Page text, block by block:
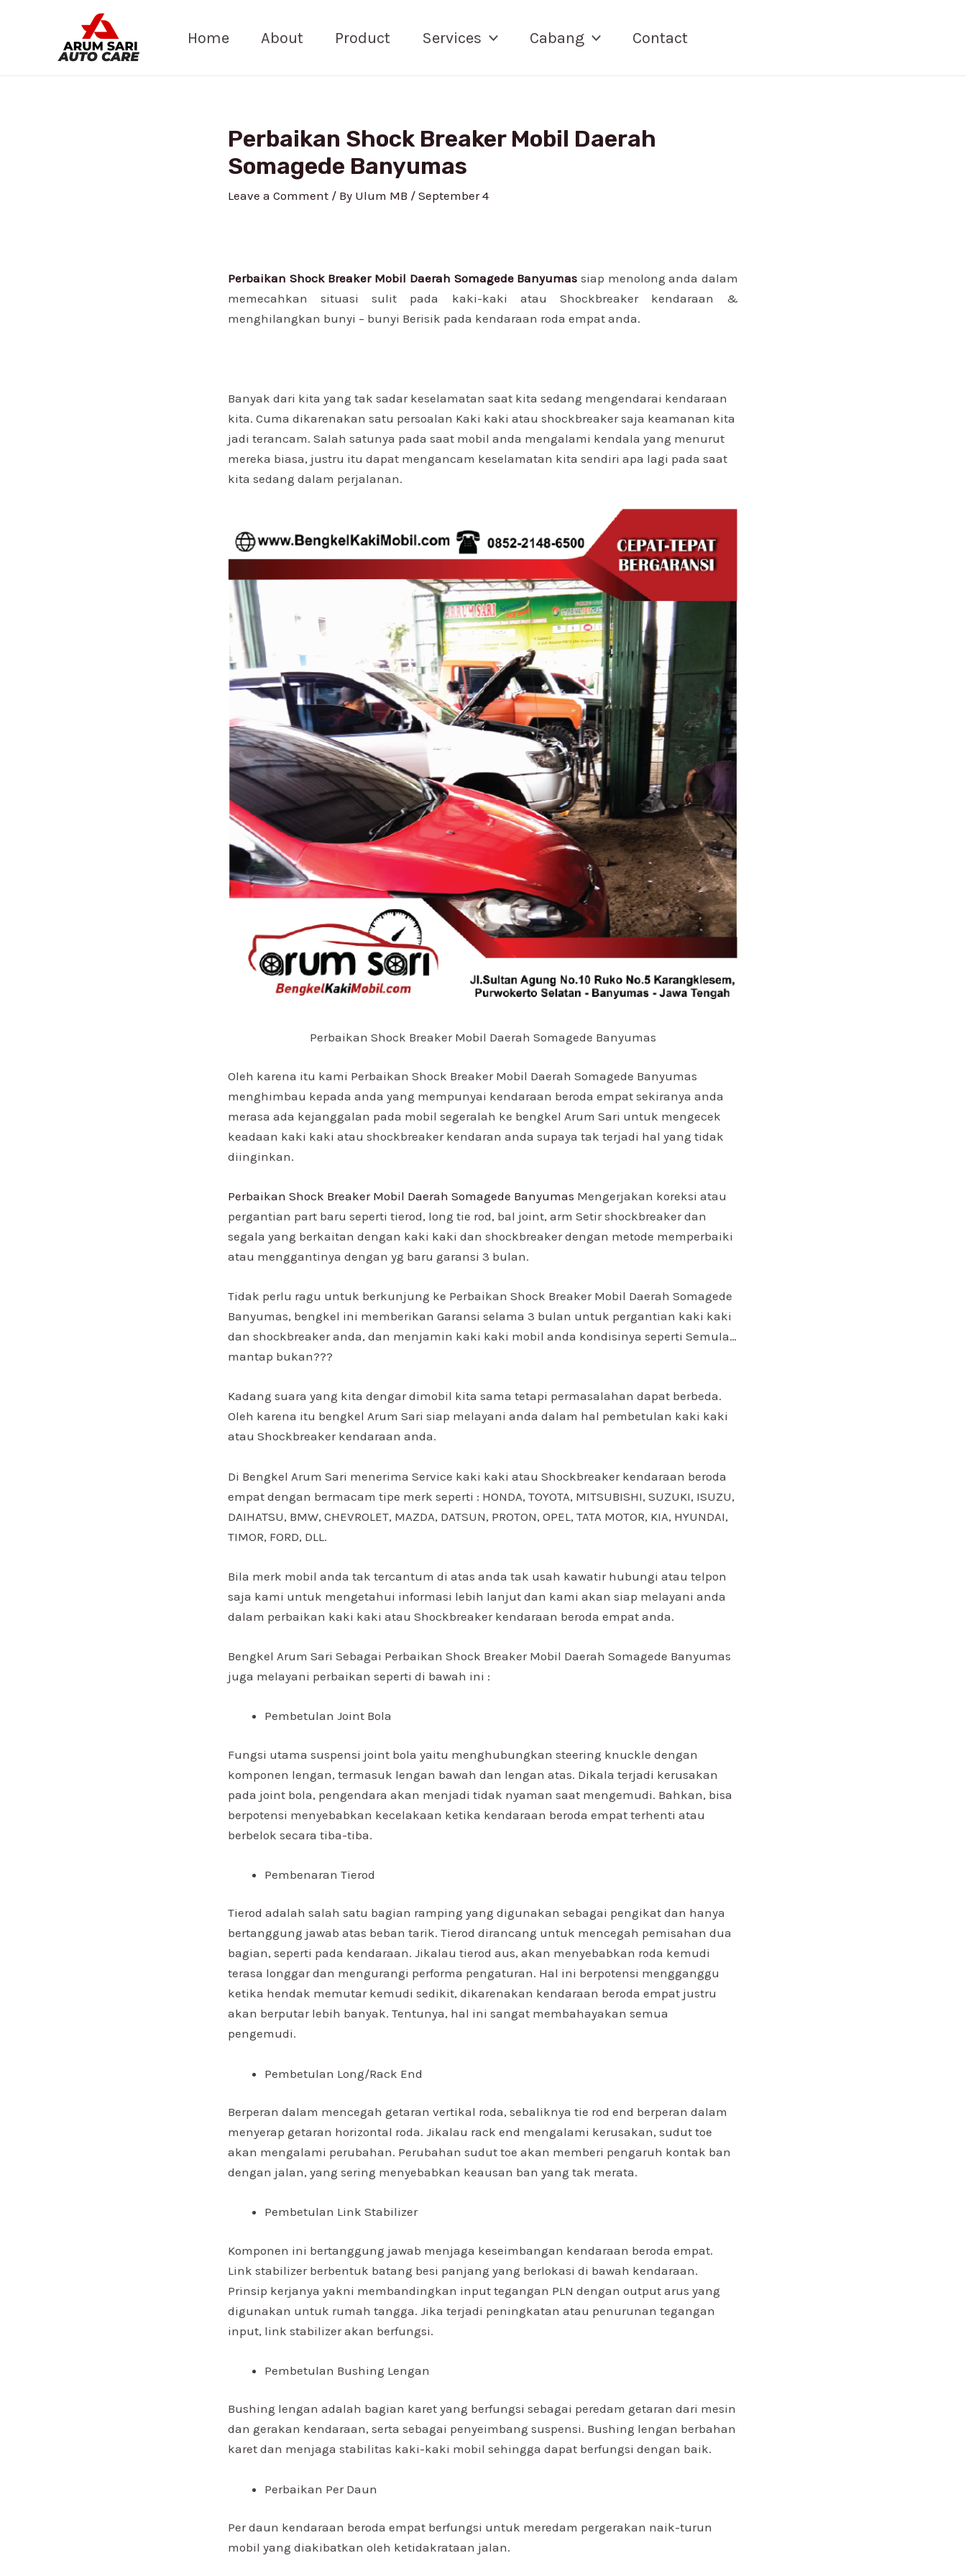
Home About Product Services Cabang Contact
Perbaikan Shock Breaker Mobil Daerah
Somagede Banyumas
Leave a Comment / By Ulum MB / September 4
Perbaikan Shock Breaker Mobil Daerah Somagede Banyumas siap menolong anda dalam
memecahkan situasi sulit pada kaki-kaki atau Shockbreaker kendaraan &
menghilangkan bunyi – bunyi Berisik pada kendaraan roda empat anda.
Banyak dari kita yang tak sadar keselamatan saat kita sedang mengendarai kendaraan
kita. Cuma dikarenakan satu persoalan Kaki kaki atau shockbreaker saja keamanan kita
jadi terancam. Salah satunya pada saat mobil anda mengalami kendala yang menurut
mereka biasa, justru itu dapat mengancam keselamatan kita sendiri apa lagi pada saat
kita sedang dalam perjalanan.
Perbaikan Shock Breaker Mobil Daerah Somagede Banyumas
Oleh karena itu kami Perbaikan Shock Breaker Mobil Daerah Somagede Banyumas
menghimbau kepada anda yang mempunyai kendaraan beroda empat sekiranya anda
merasa ada kejanggalan pada mobil segeralah ke bengkel Arum Sari untuk mengecek
keadaan kaki kaki atau shockbreaker kendaran anda supaya tak terjadi hal yang tidak
diinginkan.
Perbaikan Shock Breaker Mobil Daerah Somagede Banyumas Mengerjakan koreksi atau
pergantian part baru seperti tierod, long tie rod, bal joint, arm Setir shockbreaker dan
segala yang berkaitan dengan kaki kaki dan shockbreaker dengan metode memperbaiki
atau menggantinya dengan yg baru garansi 3 bulan.
Tidak perlu ragu untuk berkunjung ke Perbaikan Shock Breaker Mobil Daerah Somagede
Banyumas, bengkel ini memberikan Garansi selama 3 bulan untuk pergantian kaki kaki
dan shockbreaker anda, dan menjamin kaki kaki mobil anda kondisinya seperti Semula…
mantap bukan???
Kadang suara yang kita dengar dimobil kita sama tetapi permasalahan dapat berbeda.
Oleh karena itu bengkel Arum Sari siap melayani anda dalam hal pembetulan kaki kaki
atau Shockbreaker kendaraan anda.
Di Bengkel Arum Sari menerima Service kaki kaki atau Shockbreaker kendaraan beroda
empat dengan bermacam tipe merk seperti : HONDA, TOYOTA, MITSUBISHI, SUZUKI, ISUZU,
DAIHATSU, BMW, CHEVROLET, MAZDA, DATSUN, PROTON, OPEL, TATA MOTOR, KIA, HYUNDAI,
TIMOR, FORD, DLL.
Bila merk mobil anda tak tercantum di atas anda tak usah kawatir hubungi atau telpon
saja kami untuk mengetahui informasi lebih lanjut dan kami akan siap melayani anda
dalam perbaikan kaki kaki atau Shockbreaker kendaraan beroda empat anda.
Bengkel Arum Sari Sebagai Perbaikan Shock Breaker Mobil Daerah Somagede Banyumas
juga melayani perbaikan seperti di bawah ini :
Pembetulan Joint Bola
Fungsi utama suspensi joint bola yaitu menghubungkan steering knuckle dengan
komponen lengan, termasuk lengan bawah dan lengan atas. Dikala terjadi kerusakan
pada joint bola, pengendara akan menjadi tidak nyaman saat mengemudi. Bahkan, bisa
berpotensi menyebabkan kecelakaan ketika kendaraan beroda empat terhenti atau
berbelok secara tiba-tiba.
Pembenaran Tierod
Tierod adalah salah satu bagian ramping yang digunakan sebagai pengikat dan hanya
bertanggung jawab atas beban tarik. Tierod dirancang untuk mencegah pemisahan dua
bagian, seperti pada kendaraan. Jikalau tierod aus, akan menyebabkan roda kemudi
terasa longgar dan mengurangi performa pengaturan. Hal ini berpotensi mengganggu
ketika hendak memutar kemudi sedikit, dikarenakan kendaraan beroda empat justru
akan berputar lebih banyak. Tentunya, hal ini sangat membahayakan semua
pengemudi.
Pembetulan Long/Rack End
Berperan dalam mencegah getaran vertikal roda, sebaliknya tie rod end berperan dalam
menyerap getaran horizontal roda. Jikalau rack end mengalami kerusakan, sudut toe
akan mengalami perubahan. Perubahan sudut toe akan memberi pengaruh kontak ban
dengan jalan, yang sering menyebabkan keausan ban yang tak merata.
Pembetulan Link Stabilizer
Komponen ini bertanggung jawab menjaga keseimbangan kendaraan beroda empat.
Link stabilizer berbentuk batang besi panjang yang berlokasi di bawah kendaraan.
Prinsip kerjanya yakni membandingkan input tegangan PLN dengan output arus yang
digunakan untuk rumah tangga. Jika terjadi peningkatan atau penurunan tegangan
input, link stabilizer akan berfungsi.
Pembetulan Bushing Lengan
Bushing lengan adalah bagian karet yang berfungsi sebagai peredam getaran dari mesin
dan gerakan kendaraan, serta sebagai penyeimbang suspensi. Bushing lengan berbahan
karet dan menjaga stabilitas kaki-kaki mobil sehingga dapat berfungsi dengan baik.
Perbaikan Per Daun
Per daun kendaraan beroda empat berfungsi untuk meredam pergerakan naik-turun
mobil yang diakibatkan oleh ketidakrataan jalan.
navigation